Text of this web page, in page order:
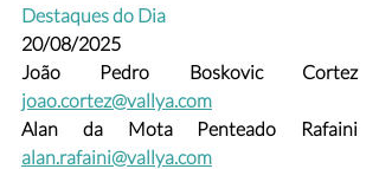
Destaques do Dia
20/08/2025
João Pedro Boskovic Cortez
joao.cortez@vallya.com
alan.rafaini@vallya.com